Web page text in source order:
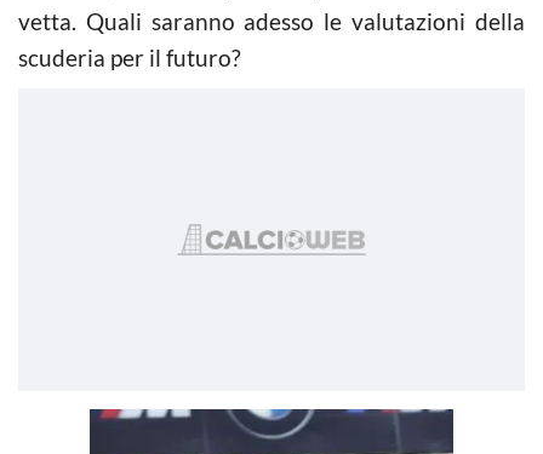
vetta. Quali saranno adesso le valutazioni della
scuderia per il futuro?